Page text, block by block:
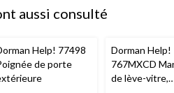
aussi consulté
Help! 77498
de porte
Dorman Help!
767MXCD
de lève-vitre,